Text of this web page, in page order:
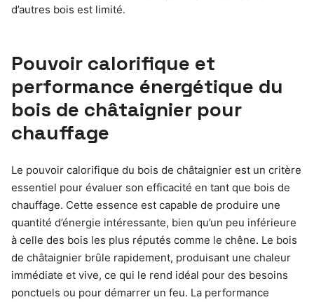
d’autres bois est limité.
Pouvoir calorifique et
performance énergétique du
bois de châtaignier pour
chauffage
Le pouvoir calorifique du bois de châtaignier est un critère
essentiel pour évaluer son efficacité en tant que bois de
chauffage. Cette essence est capable de produire une
quantité d’énergie intéressante, bien qu’un peu inférieure
à celle des bois les plus réputés comme le chêne. Le bois
de châtaignier brûle rapidement, produisant une chaleur
immédiate et vive, ce qui le rend idéal pour des besoins
ponctuels ou pour démarrer un feu. La performance